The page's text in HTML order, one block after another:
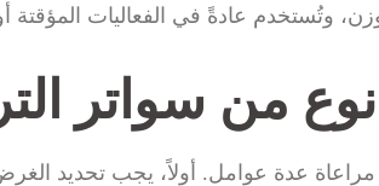
وتُستخدم عادةً في الفعاليات المؤقتة
من سواتر
مراعاة عدة عوامل. أولاً، يجب تحديد